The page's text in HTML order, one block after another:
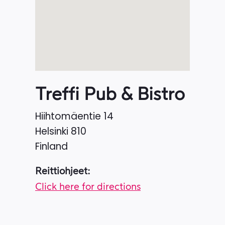
Treffi Pub & Bistro
Hiihtomäentie 14
Helsinki 810
Finland
Reittiohjeet:
Click here for directions